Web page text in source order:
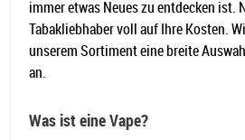
immer etwas Neues zu entdecken ist.
Tabakliebhaber voll auf Ihre Kosten.
unserem Sortiment eine breite
an.
Was ist eine Vape?